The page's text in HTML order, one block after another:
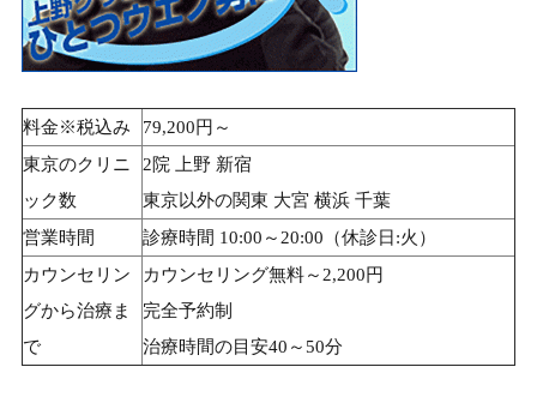
料金※税込み
79,200円～
東京のクリニ
ック数
2院 上野 新宿
東京以外の関東 大宮 横浜 千葉
営業時間
診療時間 10:00～20:00（休診日:火）
カウンセリン
グから治療ま
で
カウンセリング無料～2,200円
完全予約制
治療時間の目安40～50分